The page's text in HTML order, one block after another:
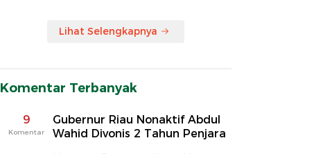
Lihat Selengkapnya
Komentar Terbanyak
9
Komentar
Gubernur Riau Nonaktif Abdul
Wahid Divonis 2 Tahun Penjara